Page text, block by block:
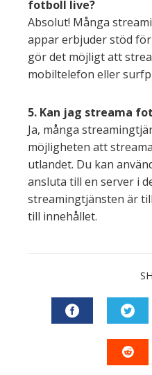
fotboll live?
Absolut! Många
appar erbjuder stöd
gör det möjligt att
mobiltelefon eller
5. Kan jag streama
Ja, många
möjligheten att
utlandet. Du kan
ansluta till en server i
streamingtjänsten är
till innehållet.
FACEBOOK